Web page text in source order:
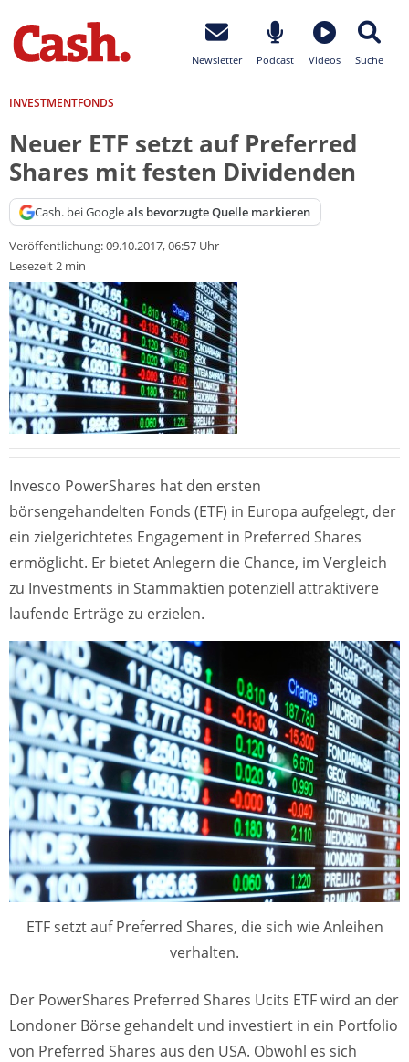
Newsletter Podcast Videos Suche
INVESTMENTFONDS
Neuer ETF setzt auf Preferred
Shares mit festen Dividenden
Cash. bei Googleals bevorzugte Quelle markieren
Veröffentlichung:09.10.2017, 06:57 Uhr
Lesezeit 2 min
Invesco PowerShares hat den ersten
börsengehandelten Fonds (ETF) in Europa aufgelegt, der
ein zielgerichtetes Engagement in Preferred Shares
ermöglicht. Er bietet Anlegern die Chance, im Vergleich
zu Investments in Stammaktien potenziell attraktivere
laufende Erträge zu erzielen.
ETF setzt auf Preferred Shares, die sich wie Anleihen
verhalten.
Der PowerShares Preferred Shares Ucits ETF wird an der
Londoner Börse gehandelt und investiert in ein Portfolio
von Preferred Shares aus den USA. Obwohl es sich